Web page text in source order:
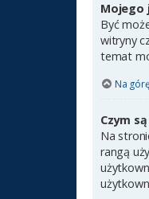
Mojego
Być
witryny
temat
Na górę
Czym
Na
rangą